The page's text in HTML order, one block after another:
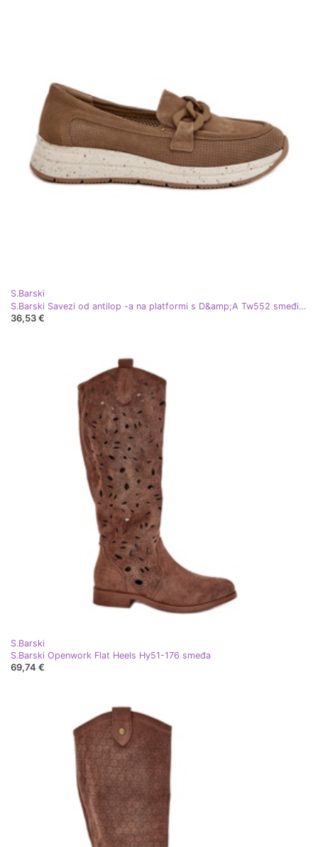
S.Barski
S.Barski Savezi od antilop -a na platformi s D&amp;A Tw552 smeđi lanac smeđa
36,53 €
S.Barski
S.Barski Openwork Flat Heels Hy51-176 smeđa
69,74 €